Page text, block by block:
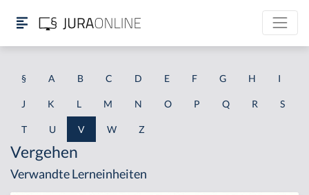
§ A B C D E F G H I
J K L M N O P Q R S
T U V W Z
Vergehen
Verwandte Lerneinheiten